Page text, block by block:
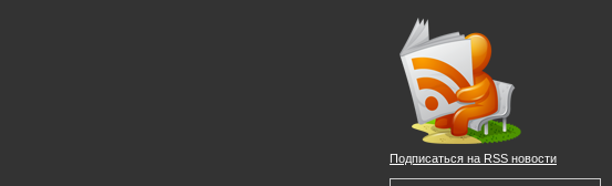
Подписаться на RSS новости